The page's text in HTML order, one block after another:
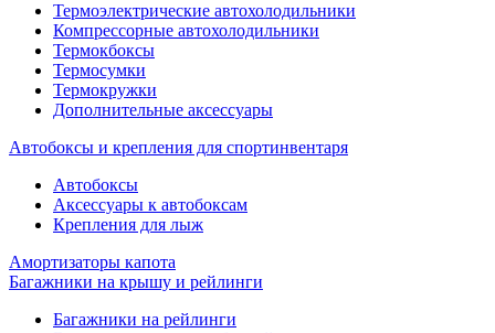
Термоэлектрические автохолодильники
Компрессорные автохолодильники
Термокбоксы
Термосумки
Термокружки
Дополнительные аксессуары
Автобоксы и крепления для спортинвентаря
Автобоксы
Аксессуары к автобоксам
Крепления для лыж
Амортизаторы капота
Багажники на крышу и рейлинги
Багажники на рейлинги